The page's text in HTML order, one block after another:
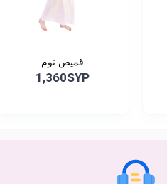
قميص نوم
1,360SYP